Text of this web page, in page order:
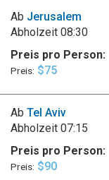
Ab Jerusalem
Abholzeit 08:30
Preis pro Person:
Preis: $75
Ab Tel Aviv
Abholzeit 07:15
Preis pro Person:
Preis: $90